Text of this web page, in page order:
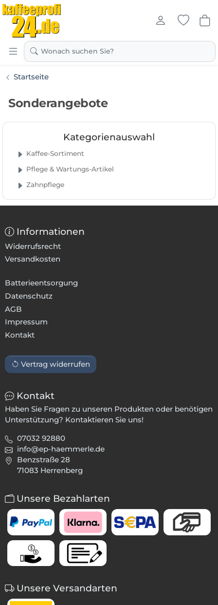
Kaffeeprofi24.de
Wonach suchen Sie?
Startseite
Sonderangebote
Kategorienauswahl
Kaffee-Sortiment
Pflege & Wartungs-Artikel
Zahnpflege
Informationen
Widerrufsrecht
Versandkosten
Batterieentsorgung
Datenschutz
AGB
Impressum
Kontakt
Vertrag widerrufen
Kontakt
Haben Sie Fragen zu unseren Produkten oder benötigen
Unterstützung? Kontaktieren Sie uns!
07032 92880
info@ep-haemmerle.de
Benzstraße 28
71083 Herrenberg
Unsere Bezahlarten
Unsere Versandarten